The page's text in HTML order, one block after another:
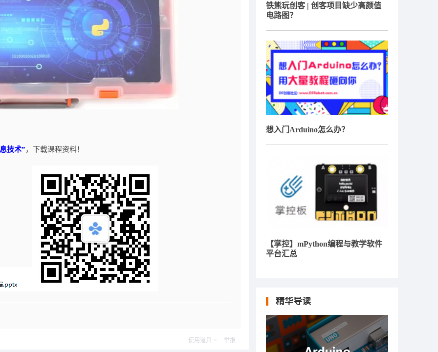
技术”，下载课程资料！
使用道具 举报
铁熊玩创客 | 创客项目缺少高颜值
电路图？
想入门Arduino怎么办？
【掌控】mPython编程与教学软件
平台汇总
精华导读